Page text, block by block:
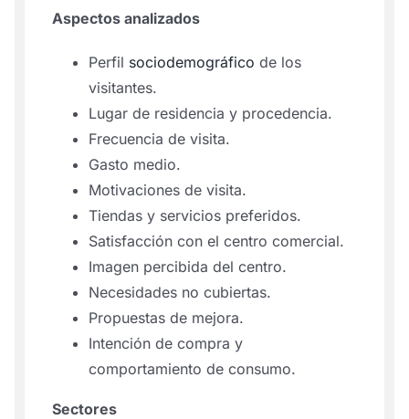
Aspectos analizados
Perfil sociodemográficode los
visitantes.
Lugar de residencia y procedencia.
Frecuencia de visita.
Gasto medio.
Motivaciones de visita.
Tiendas y servicios preferidos.
Satisfacción con el centro comercial.
Imagen percibida del centro.
Necesidades no cubiertas.
Propuestas de mejora.
Intención de compra y
comportamiento de consumo.
Sectores